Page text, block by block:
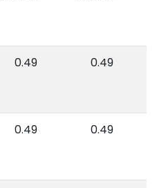
0.49 0.49
0.49 0.49